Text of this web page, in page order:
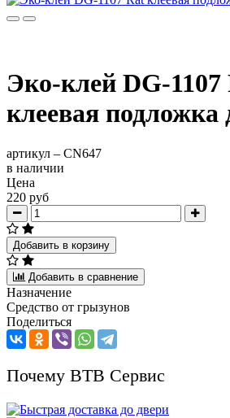
Эко-клей DG-1107
клеевая
артикул – CN647
в наличии
Цена
220 руб
Добавить в корзину
Добавить в сравнение
Назначение
Средство от грызунов
Поделиться
Почему ВТВ Сервис